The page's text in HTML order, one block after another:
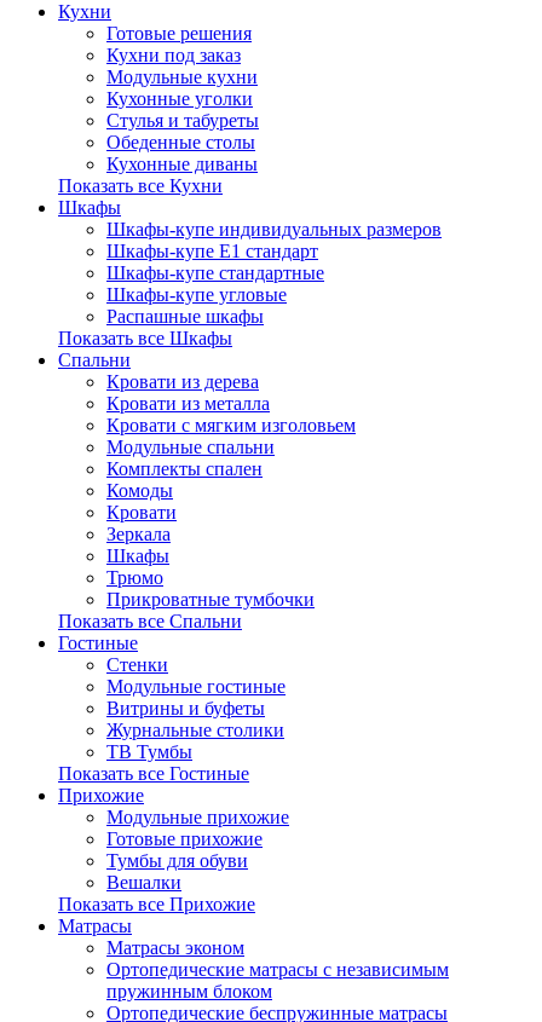
Кухни
Готовые решения
Кухни под заказ
Модульные кухни
Кухонные уголки
Стулья и табуреты
Обеденные столы
Кухонные диваны
Показать все Кухни
Шкафы
Шкафы-купе индивидуальных размеров
Шкафы-купе Е1 стандарт
Шкафы-купе стандартные
Шкафы-купе угловые
Распашные шкафы
Показать все Шкафы
Спальни
Кровати из дерева
Кровати из металла
Кровати с мягким изголовьем
Модульные спальни
Комплекты спален
Комоды
Кровати
Зеркала
Шкафы
Трюмо
Прикроватные тумбочки
Показать все Спальни
Гостиные
Стенки
Модульные гостиные
Витрины и буфеты
Журнальные столики
ТВ Тумбы
Показать все Гостиные
Прихожие
Модульные прихожие
Готовые прихожие
Тумбы для обуви
Вешалки
Показать все Прихожие
Матрасы
Матрасы эконом
Ортопедические матрасы с независимым
пружинным блоком
Ортопедические беспружинные матрасы